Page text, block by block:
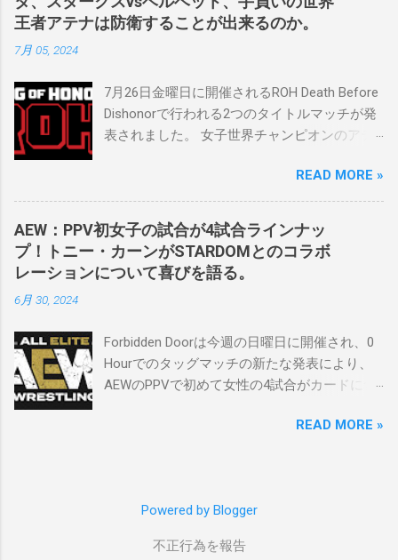
文化の過去、現在、未来をリング上で見るこ
とができることです。何十年も前のスケバン
好きです。」 彼女は今、スケバンで重要な役
割を果たしています。 「今活躍している選手
をとても誇りに思い、応援しています。私の
ケバンのレスラーばかりです。私は彼らを私
の子供のように考えている」。 スケバンの最
新のショーは5月末に行われました。日本の女
子プロレスリーグがロサンゼルスでデビュー
し、5試合のカードが YouTube で公開されてい
野が見守る中、クラッシュ・ユウ選手を相手
にタイトル防衛に成功しました。 「スケバン
レスラーには無限の可能性を感じます。若く
スケバンがどこまで行くのか、コミッショナ
王者アテナは防衛することが出来るのか。
7月 05, 2024
7月26日金曜日に開催されるROH Death Before
Dishonorで行われる2つのタイトルマッチが発
表されました。 女子世界チャンピオンのアテ
を防衛することになりました。この試合は木
曜日のROHで発表されました。アテナは5月か
ら活動を休止しており、リング上での欠場は
ストーリー上の負傷が原因とされています。
女子世界チャンピオンは5月の最後の試合で怪
我の恐怖に苦しみましたが、それはストーリ
Dishonorでタイトルを防衛します。PPVでレッ
ド・ベルベッドを相手にROH Women's TV 王
座の防衛戦を行います。 木曜日の放送では、
Championship Proving Groundの試合でウィー
ていません。 Wrestling Observer
READ MORE »
AEW：PPV初女子の試合が4試合ラインナッ
プ！トニー・カーンがSTARDOMとのコラボ
レーションについて喜びを語る。
6月 30, 2024
Forbidden Doorは今週の日曜日に開催され、0
Hourでのタッグマッチの新たな発表により、
AEWのPPVで初めて女性の4試合がカードに含
行われたメディアとの電話会議で、AEWのト
ンについて話すと、私はとても興奮していま
ー・ナイチンゲールと中野たむのチーム。す
READ MORE »
Powered by Blogger
不正行為を報告